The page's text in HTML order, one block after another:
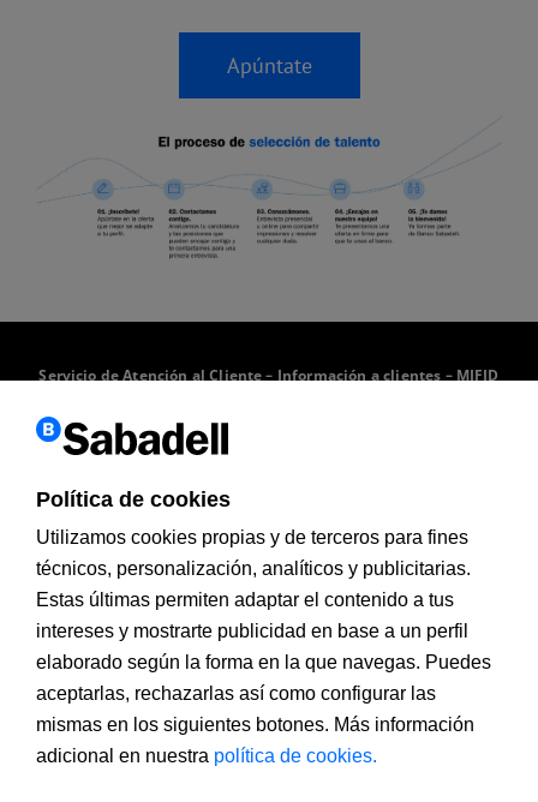
Apúntate
Servicio de Atención al Cliente– Información a clientes – MIFID
Contacto
Pol. Can Sant Joan Sena 12, 08174 (Sant Cugat del
902 323 000
rrhh@bancsabadell.com
Política de cookies
Utilizamos cookies propias y de terceros para fines
técnicos, personalización, analíticos y publicitarias.
Estas últimas permiten adaptar el contenido a tus
intereses y mostrarte publicidad en base a un perfil
elaborado según la forma en la que navegas. Puedes
aceptarlas, rechazarlas así como configurar las
mismas en los siguientes botones. Más información
adicional en nuestra política de cookies.